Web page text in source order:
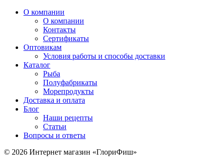
О компании
О компании
Контакты
Сертификаты
Оптовикам
Условия работы и способы доставки
Каталог
Рыба
Полуфабрикаты
Морепродукты
Доставка и оплата
Блог
Наши рецепты
Статьи
Вопросы и ответы
© 2026 Интернет магазин «ГлориФиш»